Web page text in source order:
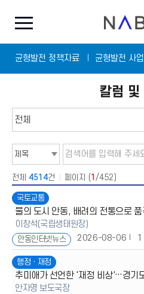
N
A
I
S
전
체
뉴
기
균형발전 정책자료 균형발전 사
칼럼 및
탭
메
택
검
색
어
입
력
전체 4514건 페이지 (1 /452)
국토교통
물의 도시 안동, 배려의 전통으로
이창석(국립생태원장)
안동인터넷뉴스 2026-08-06 1
행정ㆍ재정
추미애가 선언한 '재정 비상'…경기
안자영 보도국장